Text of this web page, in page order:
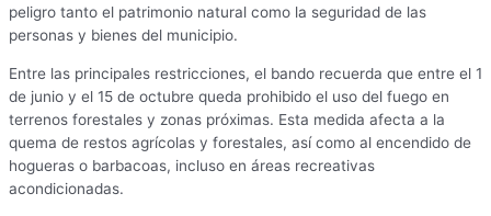
peligro tanto el patrimonio natural como la seguridad de las
personas y bienes del municipio.
Entre las principales restricciones, el bando recuerda que entre el 1
de junio y el 15 de octubre queda prohibido el uso del fuego en
terrenos forestales y zonas próximas. Esta medida afecta a la
quema de restos agrícolas y forestales, así como al encendido de
hogueras o barbacoas, incluso en áreas recreativas
acondicionadas.